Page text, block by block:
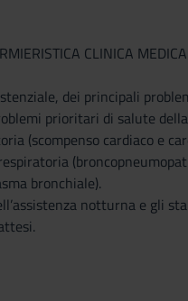
CLINICA MEDICA
dei principali
prioritari di salute
(scompenso cardiaco e
bronchiale).
notturna e gli